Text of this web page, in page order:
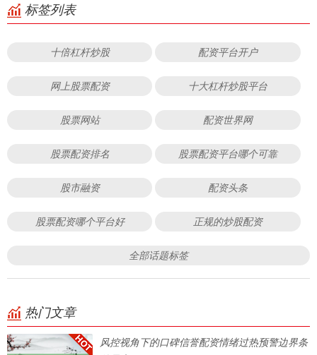
标签列表
十倍杠杆炒股 配资平台开户
网上股票配资 十大杠杆炒股平台
股票网站 配资世界网
股票配资排名 股票配资平台哪个可靠
股市融资 配资头条
股票配资哪个平台好 正规的炒股配资
全部话题标签
热门文章
风控视角下的口碑信誉配资情绪过热预警边界条